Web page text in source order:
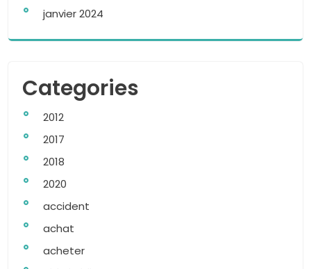
janvier 2024
Categories
2012
2017
2018
2020
accident
achat
acheter